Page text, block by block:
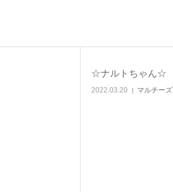
☆ナルトちゃん☆
2022.03.20 マルチーズ